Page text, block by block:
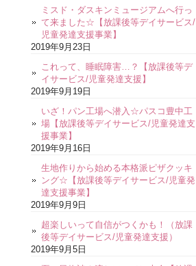
ミスド・ダスキンミュージアムへ行っ
て来ました☆【放課後等デイサービス/
児童発達支援事業】
2019年9月23日
これって、睡眠障害…？【放課後等デ
イサービス/児童発達支援】
2019年9月19日
いざ！パン工場へ潜入☆パスコ豊中工
場【放課後等デイサービス/児童発達支
援事業】
2019年9月16日
生地作りから始める本格派ピザクッキ
ング☆【放課後等デイサービス/児童発
達支援事業】
2019年9月9日
超楽しいって自信がつくかも！（放課
後等デイサービス/児童発達支援）
2019年9月5日